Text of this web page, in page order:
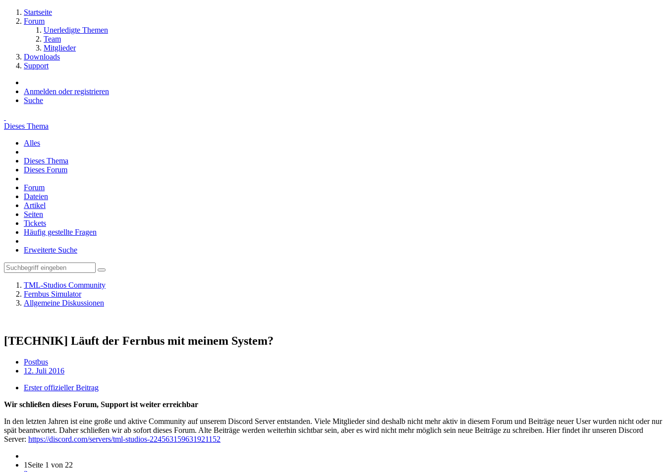
Startseite
Forum
Unerledigte Themen
Team
Mitglieder
Downloads
Support
Anmelden oder registrieren
Suche
Dieses Thema
Alles
Dieses Thema
Dieses Forum
Forum
Dateien
Artikel
Seiten
Tickets
Häufig gestellte Fragen
Erweiterte Suche
TML-Studios Community
Fernbus Simulator
Allgemeine Diskussionen
[TECHNIK] Läuft der Fernbus mit meinem System?
Postbus
12. Juli 2016
Erster offizieller Beitrag
Wir schließen dieses Forum, Support ist weiter erreichbar
In den letzten Jahren ist eine große und aktive Community auf unserem Discord Server entstanden. Viele Mitglieder sind deshalb nicht mehr aktiv in diesem Forum und Beiträge neuer User wurden nicht oder nur
spät beantwortet. Daher schließen wir ab sofort dieses Forum. Alte Beiträge werden weiterhin sichtbar sein, aber es wird nicht mehr möglich sein neue Beiträge zu schreiben. Hier findet ihr unseren Discord
Server: https://discord.com/servers/tml-studios-224563159631921152
1 Seite 1 von 22